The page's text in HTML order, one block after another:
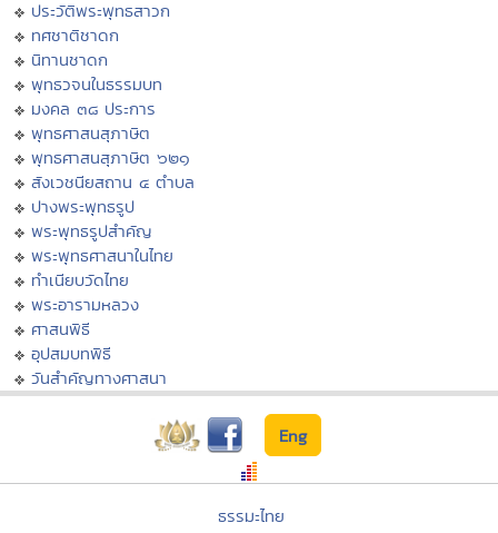
ประวัติพระพุทธสาวก
ทศชาติชาดก
นิทานชาดก
พุทธวจนในธรรมบท
มงคล ๓๘ ประการ
พุทธศาสนสุภาษิต
พุทธศาสนสุภาษิต ๖๒๑
สังเวชนียสถาน ๔ ตำบล
ปางพระพุทธรูป
พระพุทธรูปสำคัญ
พระพุทธศาสนาในไทย
ทำเนียบวัดไทย
พระอารามหลวง
ศาสนพิธี
อุปสมบทพิธี
วันสำคัญทางศาสนา
Eng
ธรรมะไทย